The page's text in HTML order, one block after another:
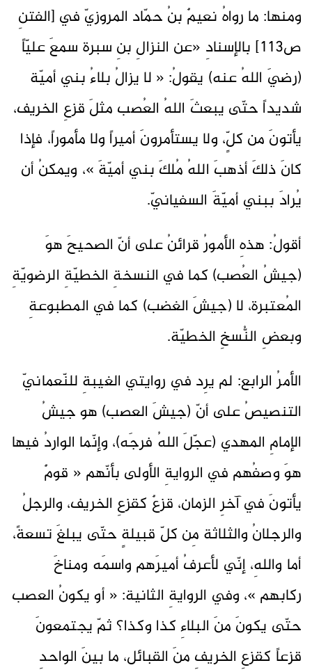
ومنها: ما رواهُ نعيمٌ بنُ حمّاد المروزيّ في [الفتنِ
ص113] بالإسنادِ «عن النزالِ بنِ سبرة سمعَ عليّاً
(رضيَ اللهُ عنه) يقولُ: « لا يزالُ بلاءُ بني أميّة
شديداً حتّى يبعثَ اللهُ العُصب مثلَ قزعِ الخريف،
يأتونَ من كلٍّ، ولا يستأمرونَ أميراً ولا مأموراً، فإذا
كانَ ذلكَ أذهبَ اللهُ مُلكَ بني أميّةَ »، ويمكنُ أن
يُرادَ ببني أميّةَ السفيانيّ.
أقولُ: هذهِ الأمورُ قرائنُ على أنّ الصحيحَ هوَ
(جيشُ العُصب) كما في النسخةِ الخطيّةِ الرضويّةِ
المُعتبرة، لا (جيشَ الغضب) كما في المطبوعةِ
وبعضِ النُّسخِ الخطيّة.
الأمرُ الرابع: لم يرِد في روايتي الغيبةِ للنّعمانيّ
التنصيصُ على أنّ (جيشَ العصب) هو جيشُ
الإمامِ المهدي (عجّلَ اللهُ فرجَه)، وإنّما الواردُ فيها
هوَ وصفُهم في الروايةِ الأولى بأنّهم « قومٌ
يأتونَ في آخرِ الزمان، قزعٌ كقزعِ الخريف، والرجلُ
والرجلانُ والثلاثة مِن كلّ قبيلةٍ حتّى يبلغَ تسعةً،
أما واللهِ، إنّي لأعرفُ أميرَهم واسمَه ومناخَ
ركابهم »، وفي الروايةِ الثانية: « أو يكونُ العصب
حتّى يكونَ منَ البلاءِ كذا وكذا؟ ثمّ يجتمعونَ
قزعاً كقزعِ الخريفِ منَ القبائل، ما بينَ الواحدِ